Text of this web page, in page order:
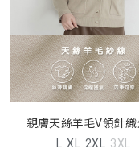
親膚天絲羊毛V領針
L XL 2XL 3XL